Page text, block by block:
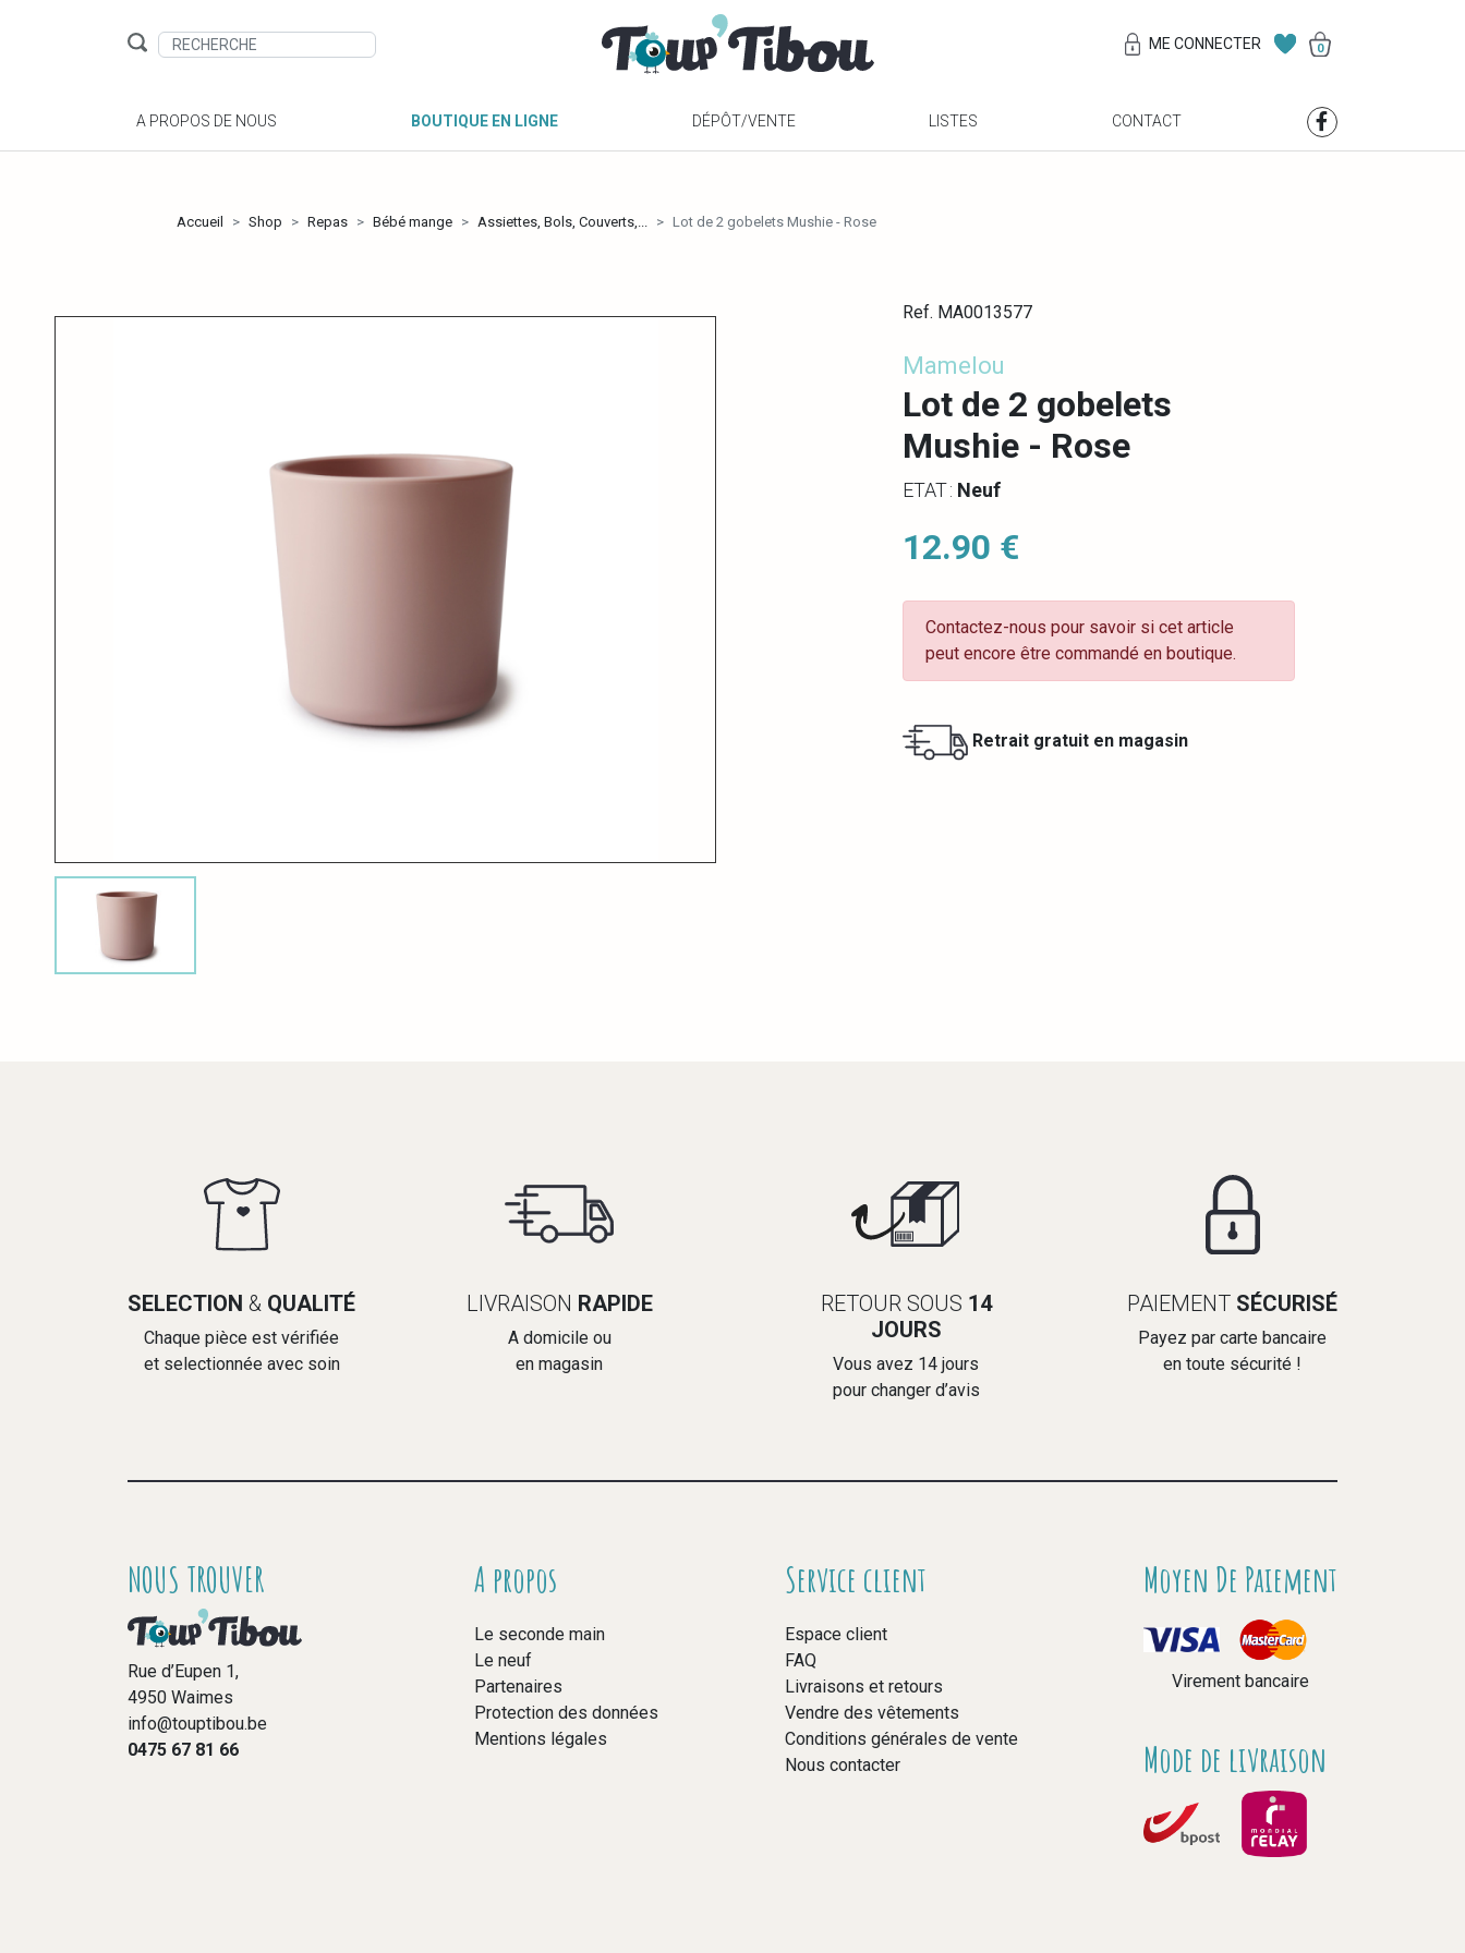
ME CONNECTER 0
A PROPOS DE NOUS BOUTIQUE EN LIGNE DÉPÔT/VENTE LISTES CONTACT
Accueil Shop Repas Bébé mange Assiettes, Bols, Couverts,... Lot de 2 gobelets Mushie - Rose
Ref. MA0013577
Mamelou
Lot de 2 gobelets
Mushie - Rose
ETAT : Neuf
12.90 €
Contactez-nous pour savoir si cet article
peut encore être commandé en boutique.
Retrait gratuit en magasin
SELECTION & QUALITÉ
Chaque pièce est vérifiée
et selectionnée avec soin
LIVRAISON RAPIDE
A domicile ou
en magasin
RETOUR SOUS 14
JOURS
Vous avez 14 jours
pour changer d’avis
PAIEMENT SÉCURISÉ
Payez par carte bancaire
en toute sécurité !
NOUS TROUVER
Rue d’Eupen 1,
4950 Waimes
info@touptibou.be
0475 67 81 66
A propos
Le seconde main
Le neuf
Partenaires
Protection des données
Mentions légales
Service client
Espace client
FAQ
Livraisons et retours
Vendre des vêtements
Conditions générales de vente
Nous contacter
Moyen De Paiement
Virement bancaire
Mode de livraison